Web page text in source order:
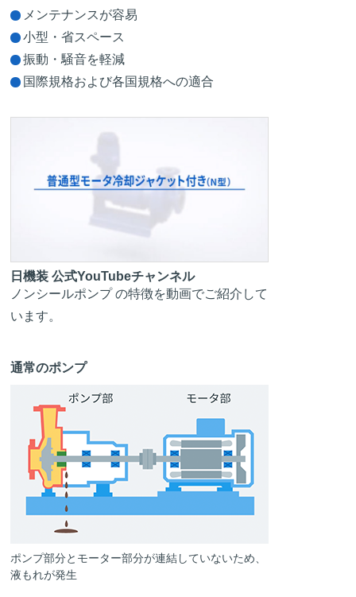
メンテナンスが容易
小型・省スペース
振動・騒音を軽減
国際規格および各国規格への適合
日機装 公式YouTubeチャンネル
ノンシールポンプ の特徴を動画でご紹介して
います。
通常のポンプ
ポンプ部分とモーター部分が連結していないため、
液もれが発生